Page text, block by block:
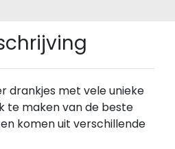
drankjes met vele unieke
te maken van de beste
komen uit verschillende